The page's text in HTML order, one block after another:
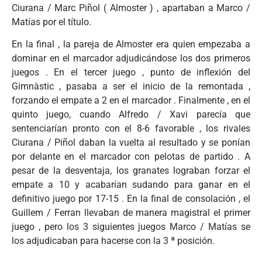
Ciurana / Marc Piñol ( Almoster ) , apartaban a Marco /
Matías por el título.
En la final , la pareja de Almoster era quien empezaba a
dominar en el marcador adjudicándose los dos primeros
juegos . En el tercer juego , punto de inflexión del
Gimnàstic , pasaba a ser el inicio de la remontada ,
forzando el empate a 2 en el marcador . Finalmente , en el
quinto juego, cuando Alfredo / Xavi parecía que
sentenciarían pronto con el 8-6 favorable , los rivales
Ciurana / Piñol daban la vuelta al resultado y se ponían
por delante en el marcador con pelotas de partido . A
pesar de la desventaja, los granates lograban forzar el
empate a 10 y acabarían sudando para ganar en el
definitivo juego por 17-15 . En la final de consolación , el
Guillem / Ferran llevaban de manera magistral el primer
juego , pero los 3 siguientes juegos Marco / Matías se
los adjudicaban para hacerse con la 3 ª posición.